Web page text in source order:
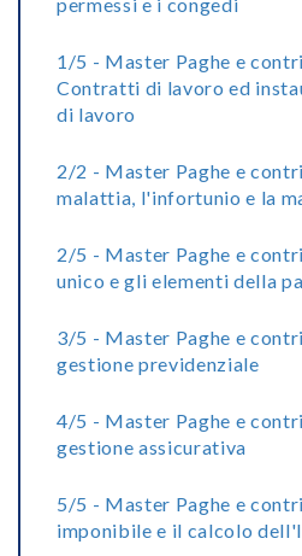
1/5 - Master Paghe e
Contratti di lavoro ed
di lavoro
2/2 - Master Paghe e
malattia, l'infortunio e la
2/5 - Master Paghe e
unico e gli elementi della
3/5 - Master Paghe e
gestione previdenziale
4/5 - Master Paghe e
gestione assicurativa
5/5 - Master Paghe e
imponibile e il calcolo